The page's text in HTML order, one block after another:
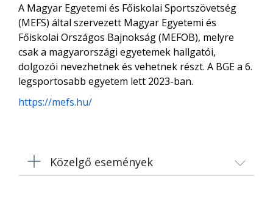
A Magyar Egyetemi és Főiskolai Sportszövetség
(MEFS) által szervezett Magyar Egyetemi és
Főiskolai Országos Bajnokság (MEFOB), melyre
csak a magyarországi egyetemek hallgatói,
dolgozói nevezhetnek és vehetnek részt. A BGE a 6.
legsportosabb egyetem lett 2023-ban.
https://mefs.hu/
Közelgő események